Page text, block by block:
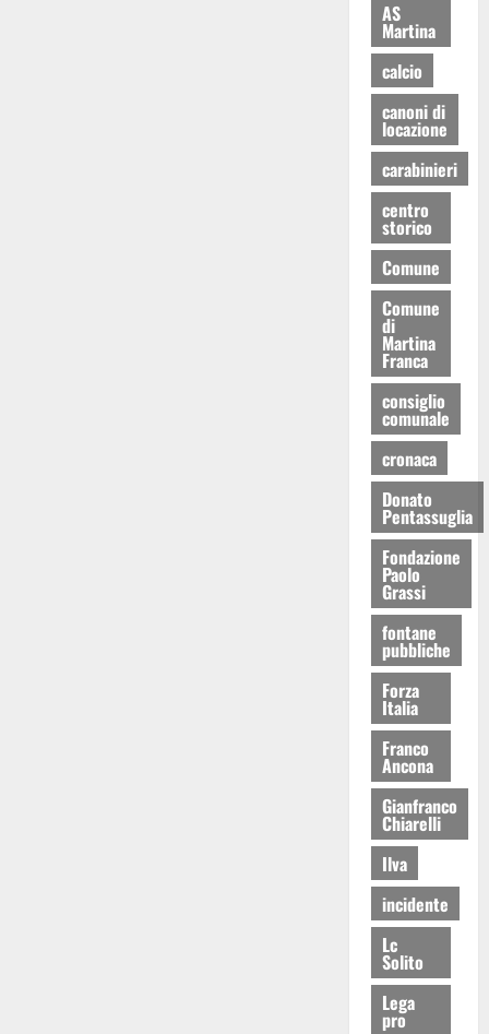
AS
Martina
calcio
canoni di
locazione
carabinieri
centro
storico
Comune
Comune
di
Martina
Franca
consiglio
comunale
cronaca
Donato
Pentassuglia
Fondazione
Paolo
Grassi
fontane
pubbliche
Forza
Italia
Franco
Ancona
Gianfranco
Chiarelli
Ilva
incidente
Lc
Solito
Lega
pro